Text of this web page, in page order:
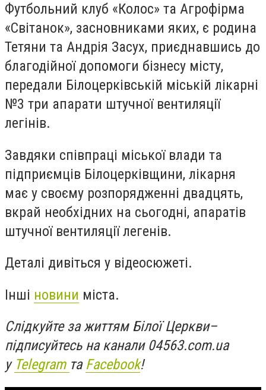
Футбольний клуб «Колос» та Агрофірма
«Світанок», засновниками яких, є родина
Тетяни та Андрія Засух, приєднавшись до
благодійної допомоги бізнесу місту,
передали Білоцерківській міській лікарні
№3 три апарати штучної вентиляції
легінів.
Завдяки співпраці міської влади та
підприємців Білоцерківщини, лікарня
має у своєму розпорядженні двадцять,
вкрай необхідних на сьогодні, апаратів
штучної вентиляції легенів.
Деталі дивіться у відеосюжеті.
Інші новини міста.
Слідкуйте за життям Білої Церкви–
підписуйтесь на канали 04563.com.ua
у Telegram та Facebook!